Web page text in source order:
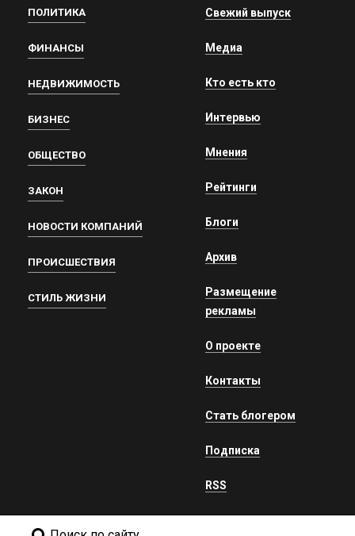
ПОЛИТИКА
ФИНАНСЫ
НЕДВИЖИМОСТЬ
БИЗНЕС
ОБЩЕСТВО
ЗАКОН
НОВОСТИ КОМПАНИЙ
ПРОИСШЕСТВИЯ
СТИЛЬ ЖИЗНИ
Свежий выпуск
Медиа
Кто есть кто
Интервью
Мнения
Рейтинги
Блоги
Архив
Размещение
рекламы
О проекте
Контакты
Стать блогером
Подписка
RSS